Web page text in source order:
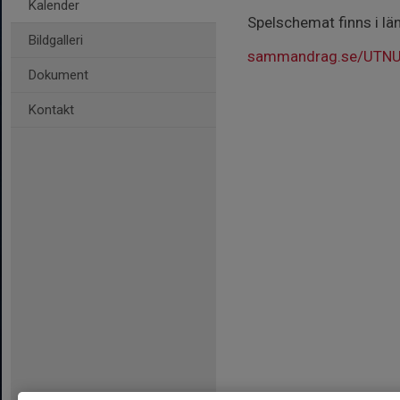
Kalender
Bildgalleri
Dokument
Kontakt
Spelschemat finns i
sammandrag.se/